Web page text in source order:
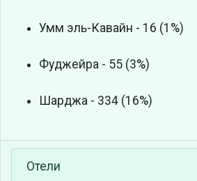
Умм эль-Кавайн - 16 (1%)
Фуджейра - 55 (3%)
Шарджа - 334 (16%)
Отели